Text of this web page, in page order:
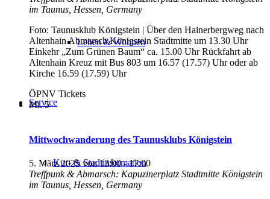
Leben & Wohnen
Service
Kur- & Stadtinformation
im Taunus, Hessen, Germany
Foto: Taunusklub Königstein | Über den Hainerbergweg nach
Altenhain Abmarsch Königstein Stadtmitte um 13.30 Uhr
Einkehr „Zum Grünen Baum“ ca. 15.00 Uhr Rückfahrt ab
Altenhain Kreuz mit Bus 803 um 16.57 (17.57) Uhr oder ab
Kirche 16.59 (17.59) Uhr
ÖPNV Tickets
Mi.5
Mittwochwanderung des Taunusklubs Königstein
5. März 2025 von 13:00-17:00
Treffpunk & Abmarsch: Kapuzinerplatz Stadtmitte Königstein
im Taunus, Hessen, Germany